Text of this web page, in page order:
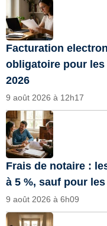
Facturation
obligatoire pour
2026
9 août 2026 à 12h17
Frais de notaire :
à 5 %, sauf pour
9 août 2026 à 6h09